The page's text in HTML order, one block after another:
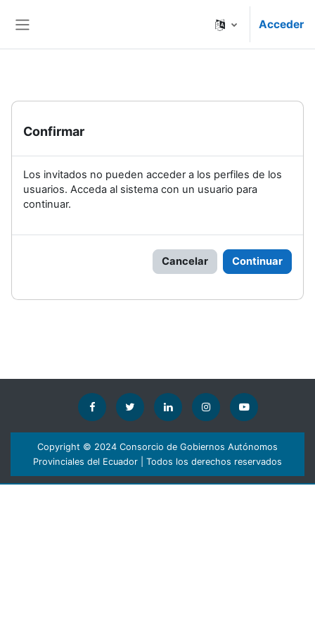
Acceder
Confirmar
Los invitados no pueden acceder a los perfiles de los
usuarios. Acceda al sistema con un usuario para
continuar.
Cancelar Continuar
Copyright © 2024 Consorcio de Gobiernos Autónomos
Provinciales del Ecuador | Todos los derechos reservados